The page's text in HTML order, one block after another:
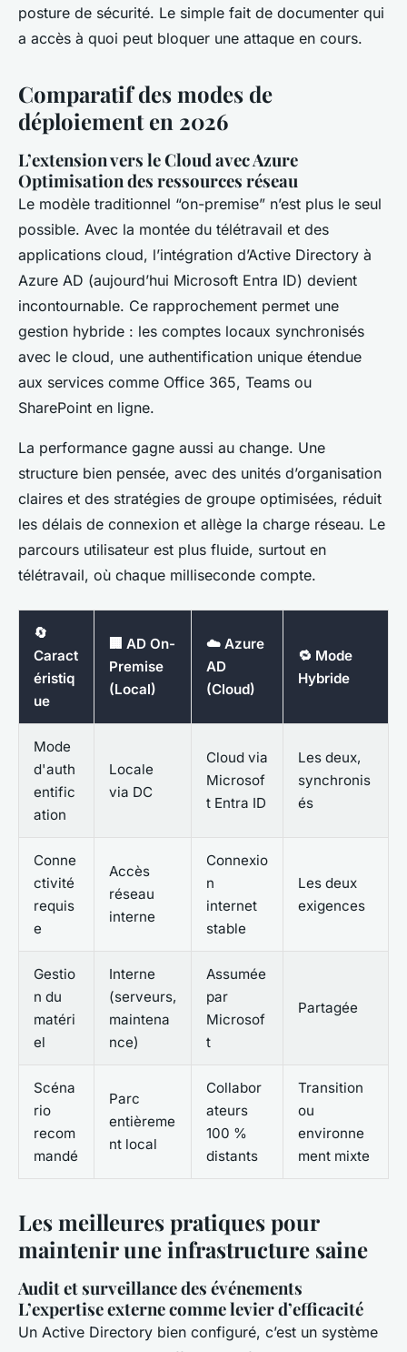
posture de sécurité. Le simple fait de documenter qui
a accès à quoi peut bloquer une attaque en cours.
Comparatif des modes de
déploiement en 2026
L’extension vers le Cloud avec Azure
Optimisation des ressources réseau
Le modèle traditionnel “on-premise” n’est plus le seul
possible. Avec la montée du télétravail et des
applications cloud, l’intégration d’Active Directory à
Azure AD (aujourd’hui Microsoft Entra ID) devient
incontournable. Ce rapprochement permet une
gestion hybride : les comptes locaux synchronisés
avec le cloud, une authentification unique étendue
aux services comme Office 365, Teams ou
SharePoint en ligne.
La performance gagne aussi au change. Une
structure bien pensée, avec des unités d’organisation
claires et des stratégies de groupe optimisées, réduit
les délais de connexion et allège la charge réseau. Le
parcours utilisateur est plus fluide, surtout en
télétravail, où chaque milliseconde compte.
🔄
Caract
éristiq
ue
🏢 AD On-
Premise
(Local)
☁️ Azure
AD
(Cloud)
🔁 Mode
Hybride
Mode
d'auth
entific
ation
Locale
via DC
Cloud via
Microsof
t Entra ID
Les deux,
synchronis
és
Conne
ctivité
requis
e
Accès
réseau
interne
Connexio
n
internet
stable
Les deux
exigences
Gestio
n du
matéri
el
Interne
(serveurs,
maintena
nce)
Assumée
par
Microsof
t
Partagée
Scéna
rio
recom
mandé
Parc
entièreme
nt local
Collabor
ateurs
100 %
distants
Transition
ou
environne
ment mixte
Les meilleures pratiques pour
maintenir une infrastructure saine
Audit et surveillance des événements
L’expertise externe comme levier d’efficacité
Un Active Directory bien configuré, c’est un système